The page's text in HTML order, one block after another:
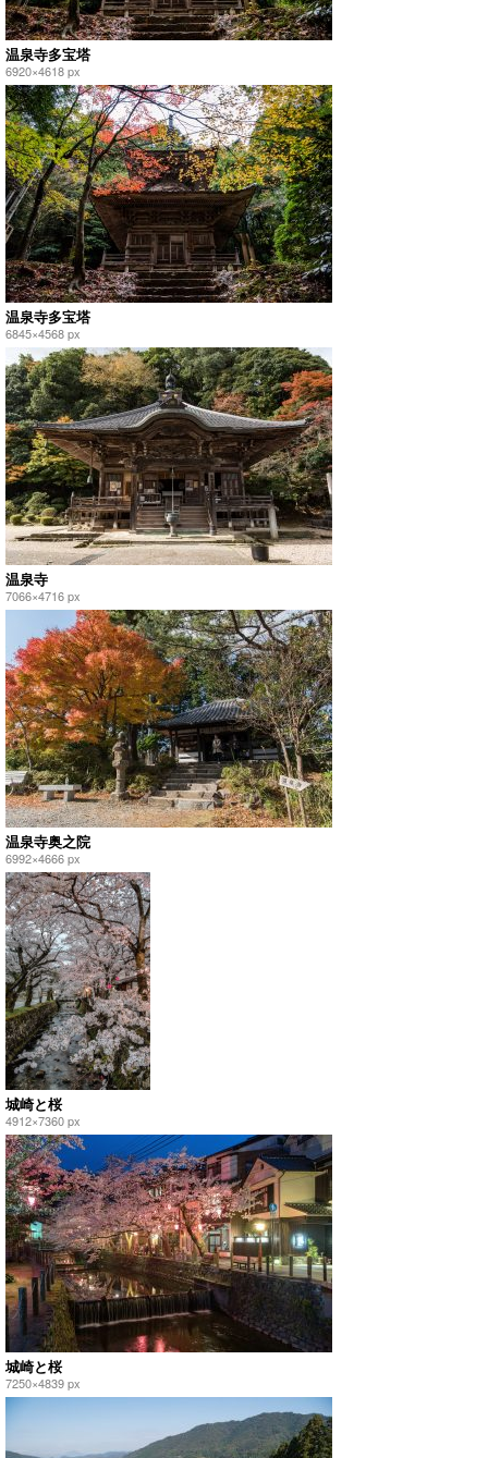
温泉寺多宝塔
6920×4618 px
温泉寺多宝塔
6845×4568 px
温泉寺
7066×4716 px
温泉寺奥之院
6992×4666 px
城崎と桜
4912×7360 px
城崎と桜
7250×4839 px